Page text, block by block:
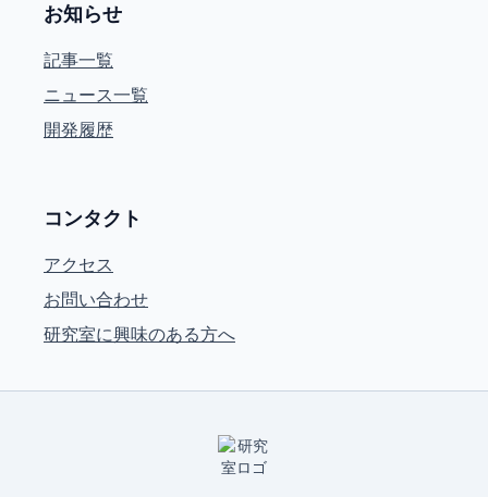
お知らせ
記事一覧
ニュース一覧
開発履歴
コンタクト
アクセス
お問い合わせ
研究室に興味のある方へ